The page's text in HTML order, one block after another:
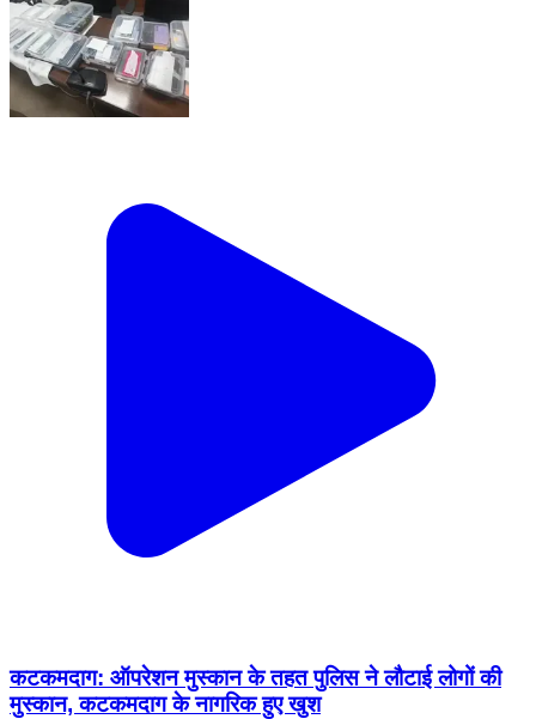
कटकमदाग: ऑपरेशन मुस्कान के तहत पुलिस ने लौटाई लोगों की
मुस्कान, कटकमदाग के नागरिक हुए खुश